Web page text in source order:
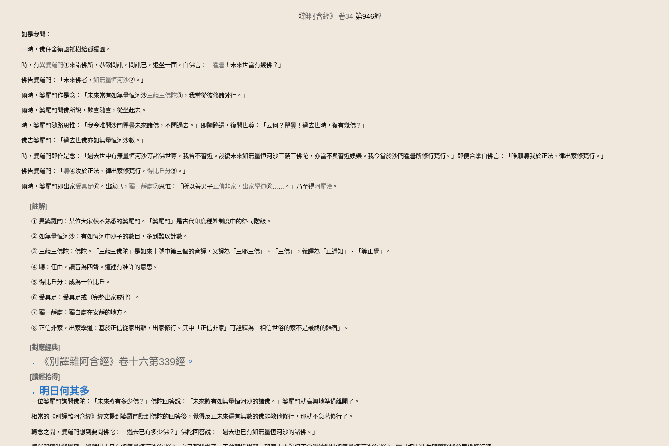
《雜阿含經》 卷34第946經
如是我聞：
一時，佛住舍衛國祇樹給孤獨園。
時，有異婆羅門①來詣佛所，恭敬問訊，問訊已，退坐一面，白佛言：「 瞿曇！未來世當有幾佛？」
佛告婆羅門：「未來佛者， 如無量恒河沙②。」
爾時，婆羅門作是念：「未來當有如無量恒河沙三藐三佛陀③，我當從彼修諸梵行。」
爾時，婆羅門聞佛所說，歡喜隨喜，從坐起去。
時，婆羅門隨路思惟：「我今唯問沙門瞿曇未來諸佛，不問過去。」即隨路還，復問世尊：「云何？瞿曇！過去世時，復有幾佛？」
佛告婆羅門：「過去世佛亦如無量恒河沙數。」
時，婆羅門即作是念：「過去世中有無量恒河沙等諸佛世尊，我曾不習近。設復未來如無量恒河沙三藐三佛陀，亦當不與習近娛樂。我今當於沙門瞿曇所修行梵行。」即便合掌白佛言：「唯願聽我於正法、律出家修梵行。」
佛告婆羅門：「 聽④汝於正法、律出家修梵行， 得比丘分⑤。」
爾時，婆羅門即出家受具足⑥。出家已， 獨一靜處⑦思惟：「所以善男子正信非家，出家學道⑧……。」乃至得阿羅漢。
[註解]
① 異婆羅門：某位大家較不熟悉的婆羅門。「婆羅門」是古代印度種姓制度中的祭司階級。
② 如無量恒河沙：有如恆河中沙子的數目，多到難以計數。
③ 三藐三佛陀：佛陀。「三藐三佛陀」是如來十號中第三個的音譯，又譯為「三耶三佛」、「三佛」，義譯為「正遍知」、「等正覺」。
④ 聽：任由，讀音為四聲。這裡有准許的意思。
⑤ 得比丘分：成為一位比丘。
⑥ 受具足：受具足戒（完整出家戒律）。
⑦ 獨一靜處：獨自處在安靜的地方。
⑧ 正信非家，出家學道：基於正信從家出離，出家修行。其中「正信非家」可詮釋為「相信世俗的家不是最終的歸宿」。
[對應經典]
《別譯雜阿含經》卷十六第339經 。
[讀經拾得]
明日何其多
一位婆羅門詢問佛陀：「未來將有多少佛？」佛陀回答說：「未來將有如無量恒河沙的諸佛。」婆羅門就高興地準備離開了。
相當的《別譯雜阿含經》經文提到婆羅門聽到佛陀的回答後，覺得反正未來還有無數的佛能教他修行，那就不急著修行了。
轉念之間，婆羅門想到要問佛陀：「過去已有多少佛？」佛陀回答說：「過去也已有如無量恆河沙的諸佛。」